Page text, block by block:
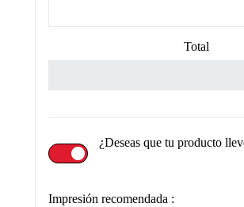
Total
¿Deseas que tu producto
Impresión recomendada :